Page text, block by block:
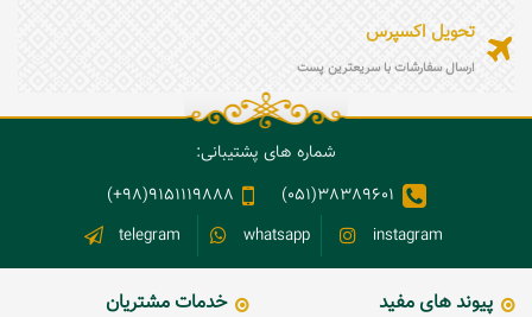
تحویل اکسپرس
ارسال سفارشات با سریعترین پست
شماره های پشتیبانی:
38389601(051)
9151119888(98+)
instagram
whatsapp
telegram
پیوند های مفید خدمات مشتریان